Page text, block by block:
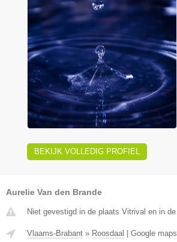
BEKIJK VOLLEDIG PROFIEL
Aurelie Van den Brande
Niet gevestigd in de plaats Vitrival en in de
Vlaams-Brabant » Roosdaal | Google maps